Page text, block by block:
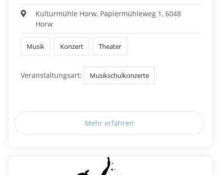
Kulturmühle Horw, Papiermühleweg 1, 6048
Horw
Musik Konzert Theater
Veranstaltungsart: Musikschulkonzerte
Mehr erfahren